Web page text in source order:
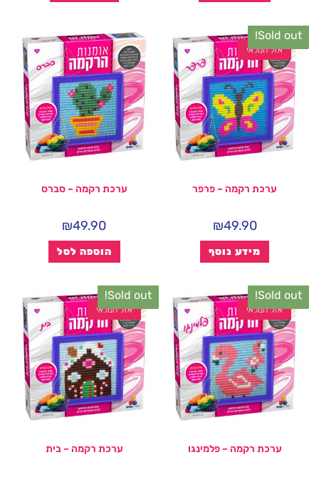
Sold out!
אזל המלאי
ערכת רקמה – פרפר
₪49.90
מידע נוסף
ערכת רקמה – סברס
₪49.90
הוספה לסל
Sold out!
אזל המלאי
ערכת רקמה – פלמינגו
Sold out!
אזל המלאי
ערכת רקמה – בית